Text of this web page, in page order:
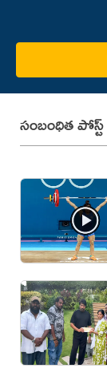
సంబంధిత పోస్ట్